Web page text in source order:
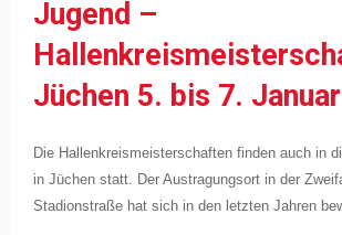
Jugend –
Jüchen 5. bis 7. Januar
Die Hallenkreismeisterschaften finden auch in
in Jüchen statt. Der Austragungsort in der
Stadionstraße hat sich in den letzten Jahren